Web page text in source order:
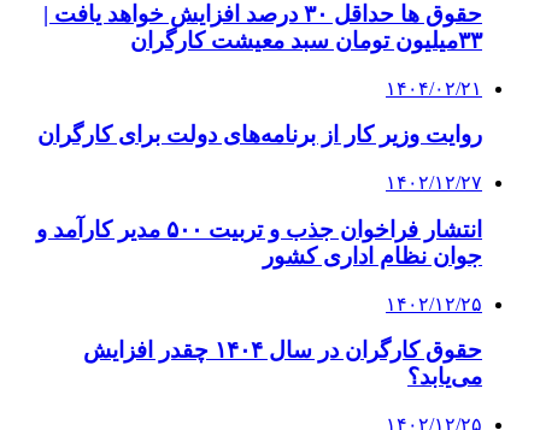
حقوق ها حداقل ۳۰ درصد افزایش خواهد یافت |
۳۳میلیون تومان سبد معیشت کارگران
۱۴۰۴/۰۲/۲۱
روایت وزیر کار از برنامه‌های دولت برای کارگران
۱۴۰۲/۱۲/۲۷
انتشار فراخوان جذب و تربیت ۵۰۰ مدیر کارآمد و
جوان نظام اداری کشور
۱۴۰۲/۱۲/۲۵
حقوق کارگران در سال ۱۴۰۴ چقدر افزایش
می‌یابد؟
۱۴۰۲/۱۲/۲۵